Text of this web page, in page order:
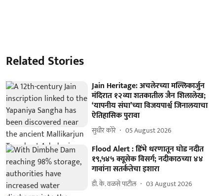
Related Stories
Jain Heritage: अचलेरच्या मल्लिकार्जुन
मंदिरात १२व्या शतकातील जैन शिलालेख;
‘यापनीय संघा’च्या विजयपार्श्व जिनालयाचा
ऐतिहासिक पुरावा
सुधीर कोरे 05 August 2026
Flood Alert : डिंभे धरणातून घोड नदीत
१९,५४५ क्यूसेक विसर्ग; नदीकाठच्या ४४
गावांना सतर्कतेचा इशारा
डी. के. वळसे पाटील 03 August 2026